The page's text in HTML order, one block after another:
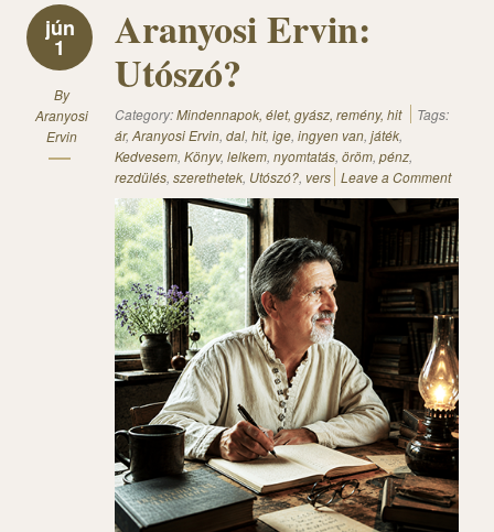
jún
1
By
Aranyosi
Ervin
Aranyosi Ervin:
Utószó?
Category:Mindennapok, élet, gyász, remény, hit
Tags:
ár, Aranyosi Ervin, dal, hit, ige, ingyen van, játék,
Kedvesem, Könyv, lelkem, nyomtatás, öröm, pénz,
rezdülés, szerethetek, Utószó?, vers Leave a Comment